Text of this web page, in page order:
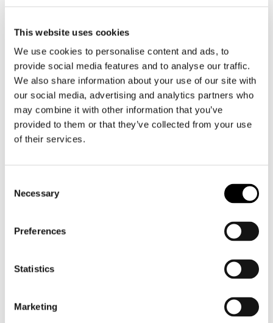
This website uses cookies
We use cookies to personalise content and ads, to
provide social media features and to analyse our traffic.
We also share information about your use of our site with
our social media, advertising and analytics partners who
may combine it with other information that you’ve
provided to them or that they’ve collected from your use
of their services.
Selection
Necessary
Preferences
Statistics
Marketing
Equity" til "Boilerplate". Udvalget af
buzzwords, management og marketing
termer virker uendelige og svære at
associere med, for ikke at forglemme de
kunder, der ideelt set har brug for at forstå
det endelige budskab – første gang.
dem, vi leder efter, er positionering, hvad
de synes om os. Så det handler i
opmærksomme på din virksomheds
eksistens og dele et par tanker om, hvad du
står for. Tænk på markedspositionering
som det billede, du gerne vil have. Det er
skal skrives, formuleres og implementeres